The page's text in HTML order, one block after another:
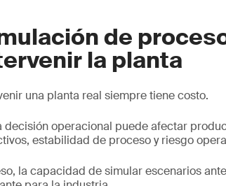
de
la planta
una planta real siempre tiene costo.
decisión operacional puede afectar
estabilidad de proceso y riesgo
la capacidad de simular escenarios